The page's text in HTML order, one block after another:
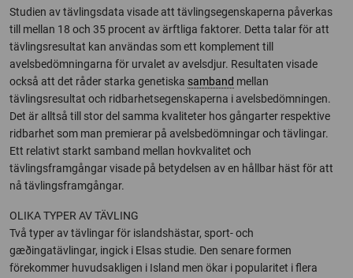
Studien av tävlingsdata visade att tävlingsegenskaperna påverkas
till mellan 18 och 35 procent av ärftliga faktorer. Detta talar för att
tävlingsresultat kan användas som ett komplement till
avelsbedömningarna för urvalet av avelsdjur. Resultaten visade
också att det råder starka genetiska samband mellan
tävlingsresultat och ridbarhetsegenskaperna i avelsbedömningen.
Det är alltså till stor del samma kvaliteter hos gångarter respektive
ridbarhet som man premierar på avelsbedömningar och tävlingar.
Ett relativt starkt samband mellan hovkvalitet och
tävlingsframgångar visade på betydelsen av en hållbar häst för att
nå tävlingsframgångar.
OLIKA TYPER AV TÄVLING
Två typer av tävlingar för islandshästar, sport- och
gæðingatävlingar, ingick i Elsas studie. Den senare formen
förekommer huvudsakligen i Island men ökar i popularitet i flera